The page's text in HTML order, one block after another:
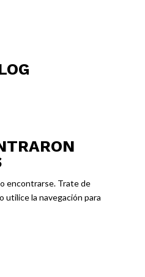
encontrarse. Trate de
utilice la navegación para